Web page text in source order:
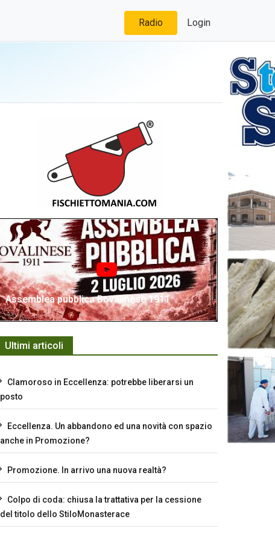
Radio Login
Assemblea pubblica Bovalinese 1911
Ultimi articoli
Clamoroso in Eccellenza: potrebbe liberarsi un
posto
Eccellenza. Un abbandono ed una novità con spazio
anche in Promozione?
Promozione. In arrivo una nuova realtà?
Colpo di coda: chiusa la trattativa per la cessione
del titolo dello StiloMonasterace